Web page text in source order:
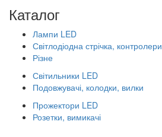
Каталог
Лампи LED
Світлодіодна стрічка, контролери
Різне
Світильники LED
Подовжувачі, колодки, вилки
Прожектори LED
Розетки, вимикачі